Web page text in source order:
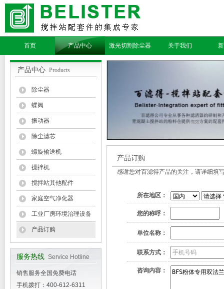
首页 产品中心 激光切割除尘器 关于我们
产品中心 Products
除尘器
蝶阀
振动器
除尘滤芯
螺旋输送机
搅拌机
搅拌站其他配件
家庭空气净化器
工业厂房环境治理设备
产品订购
服务热线 Service Hotline
销售服务全国免费电话
手机拨打：400-612-6311
产品订购
感谢您对百滤得产品的关注，请详细填
所在地区：
您的称呼：
单位名称：
联系方式：
咨询内容：